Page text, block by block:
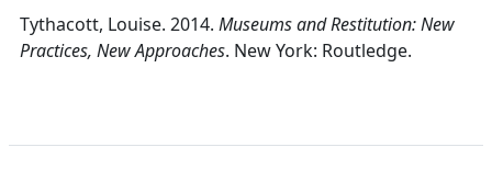
Tythacott, Louise. 2014. Museums and Restitution: New
Practices, New Approaches. New York: Routledge.